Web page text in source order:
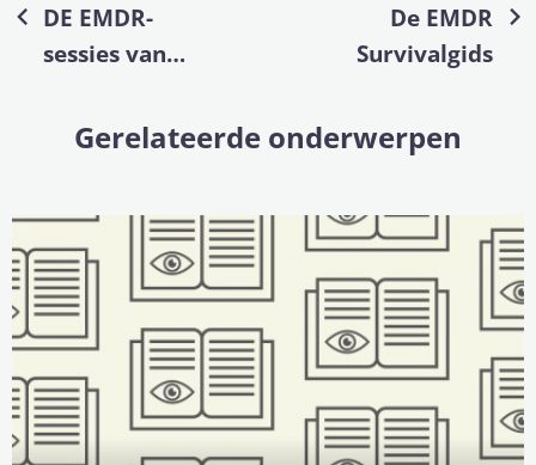
DE EMDR-
sessies van
De EMDR
Survivalgids
Gerelateerde onderwerpen